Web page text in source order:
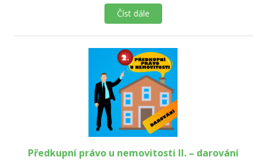
Číst dále
Předkupní právo u nemovitosti II. – darování